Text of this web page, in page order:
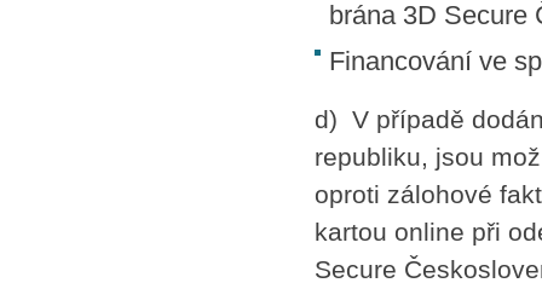
brána 3D Secure
Financování ve
d) V případě
republiku, jsou
oproti zálohové
kartou online při
Secure